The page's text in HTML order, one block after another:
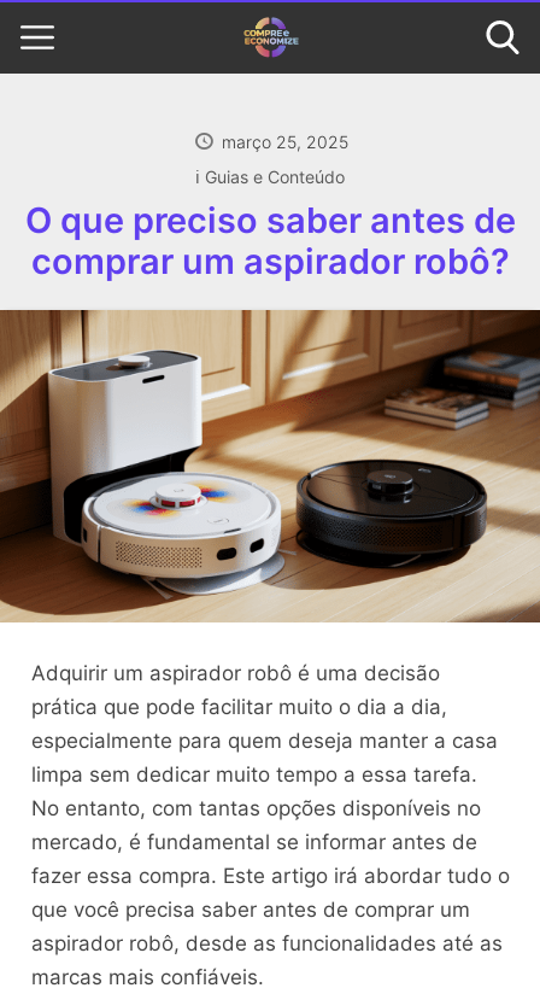
março 25, 2025
ℹ️ Guias e Conteúdo
O que preciso saber antes de
comprar um aspirador robô?
Adquirir um aspirador robô é uma decisão
prática que pode facilitar muito o dia a dia,
especialmente para quem deseja manter a casa
limpa sem dedicar muito tempo a essa tarefa.
No entanto, com tantas opções disponíveis no
mercado, é fundamental se informar antes de
fazer essa compra. Este artigo irá abordar tudo o
que você precisa saber antes de comprar um
aspirador robô, desde as funcionalidades até as
marcas mais confiáveis.